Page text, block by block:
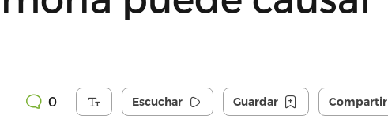
0 Escuchar Guardar Compartir